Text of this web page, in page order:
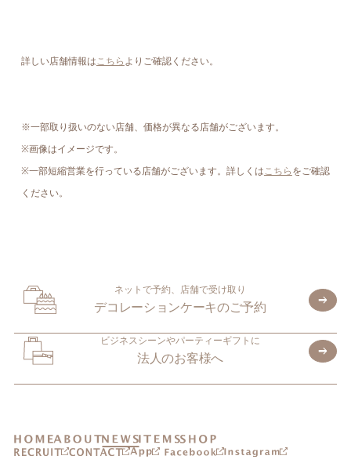
詳しい店舗情報はこちら よりご確認ください。
※一部取り扱いのない店舗、価格が異なる店舗がございます。
※画像はイメージです。
※一部短縮営業を行っている店舗がございます。詳しくはこちら をご確認
ください。
ネットで予約、店舗で受け取り
デコレーションケーキのご予約
ビジネスシーンやパーティーギフトに
法人のお客様へ